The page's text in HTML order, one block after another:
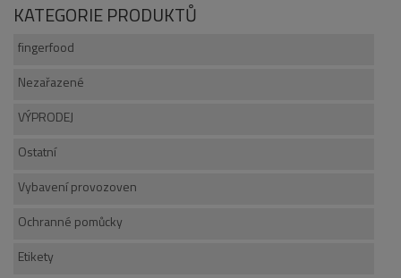
KATEGORIE PRODUKTŮ
fingerfood
Nezařazené
VÝPRODEJ
Ostatní
Vybavení provozoven
Ochranné pomůcky
Etikety